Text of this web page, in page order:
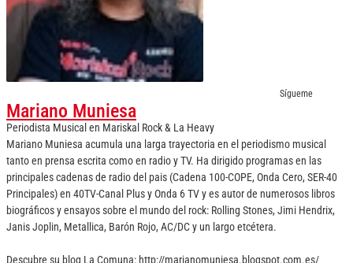
Sígueme
Mariano Muniesa
Periodista Musical en Mariskal Rock & La Heavy
Mariano Muniesa acumula una larga trayectoria en el periodismo musical
tanto en prensa escrita como en radio y TV. Ha dirigido programas en las
principales cadenas de radio del pais (Cadena 100-COPE, Onda Cero, SER-40
Principales) en 40TV-Canal Plus y Onda 6 TV y es autor de numerosos libros
biográficos y ensayos sobre el mundo del rock: Rolling Stones, Jimi Hendrix,
Janis Joplin, Metallica, Barón Rojo, AC/DC y un largo etcétera.
Descubre su blog La Comuna: http://marianomuniesa.blogspot.com.es/